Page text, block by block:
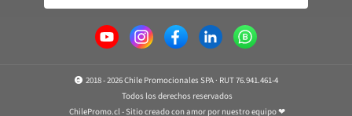
2018 - 2026 Chile Promocionales SPA · RUT 76.941.461-4
Todos los derechos reservados
ChilePromo.cl - Sitio creado con amor por nuestro equipo ❤